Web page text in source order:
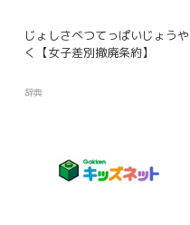
じょしさべつてっぱいじょうや
く【女子差別撤廃条約】
辞典